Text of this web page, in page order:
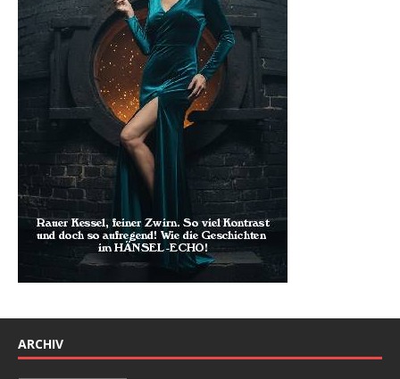
ARCHIV